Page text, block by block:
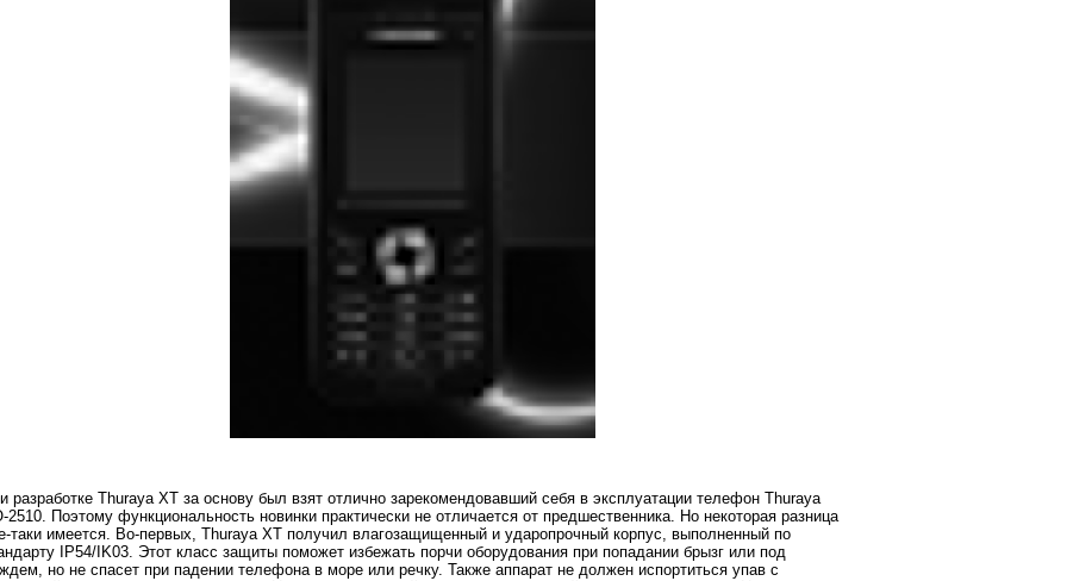
разработке Thuraya XT за основу был взят отлично зарекомендовавший себя в эксплуатации телефон Thuraya
2510. Поэтому функциональность новинки практически не отличается от предшественника. Но некоторая разница
таки имеется. Во-первых, Thuraya XT получил влагозащищенный и ударопрочный корпус, выполненный по
IP54/IK03. Этот класс защиты поможет избежать порчи оборудования при попадании брызг или под
но не спасет при падении телефона в море или речку. Также аппарат не должен испортиться упав с